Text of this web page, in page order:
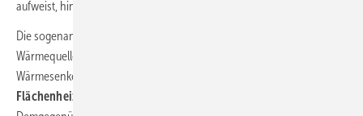
aufweist, hingegen kaum.
Die sogenannte passive Kühlung nutzt eine vorhandene
Wärmequellenanlage (z. B. eine erdgekoppelte Wärmepumpe) als
Wärmesenke, um idealerweise mit einer wassergeführten
Flächenheizung/-kühlung